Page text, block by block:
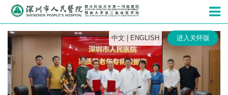
深圳市人民
中文 ENGLISH 进入关怀版